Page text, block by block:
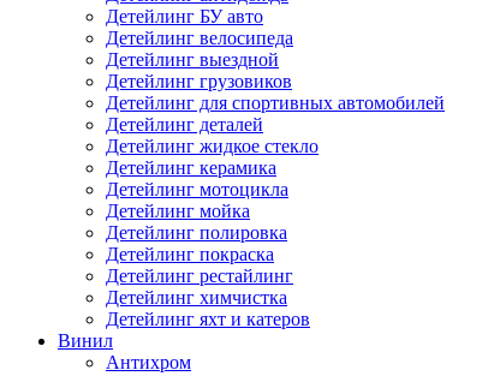
Детейлинг БУ авто
Детейлинг велосипеда
Детейлинг выездной
Детейлинг грузовиков
Детейлинг для спортивных автомобилей
Детейлинг деталей
Детейлинг жидкое стекло
Детейлинг керамика
Детейлинг мотоцикла
Детейлинг мойка
Детейлинг полировка
Детейлинг покраска
Детейлинг рестайлинг
Детейлинг химчистка
Детейлинг яхт и катеров
Винил
Антихром